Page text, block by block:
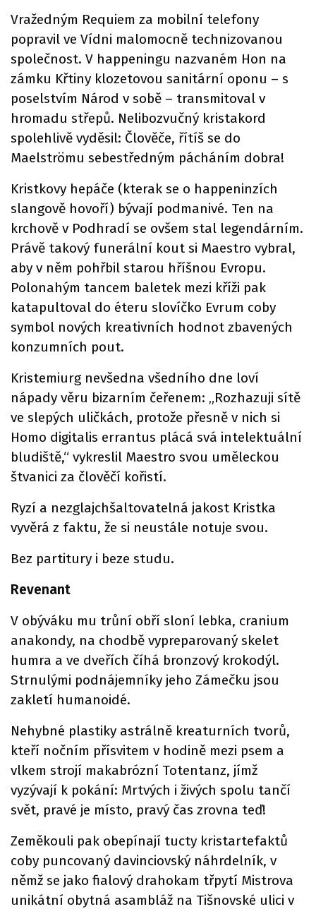
Vražedným Requiem za mobilní telefony
popravil ve Vídni malomocně technizovanou
společnost. V happeningu nazvaném Hon na
zámku Křtiny klozetovou sanitární oponu – s
poselstvím Národ v sobě – transmitoval v
hromadu střepů. Nelibozvučný kristakord
spolehlivě vyděsil: Člověče, řítíš se do
Maelströmu sebestředným pácháním dobra!
Kristkovy hepáče (kterak se o happeninzích
slangově hovoří) bývají podmanivé. Ten na
krchově v Podhradí se ovšem stal legendárním.
Právě takový funerální kout si Maestro vybral,
aby v něm pohřbil starou hříšnou Evropu.
Polonahým tancem baletek mezi kříži pak
katapultoval do éteru slovíčko Evrum coby
symbol nových kreativních hodnot zbavených
konzumních pout.
Kristemiurg nevšedna všedního dne loví
nápady věru bizarním čeřenem: „Rozhazuji sítě
ve slepých uličkách, protože přesně v nich si
Homo digitalis errantus plácá svá intelektuální
bludiště,“ vykreslil Maestro svou uměleckou
štvanici za člověčí kořistí.
Ryzí a nezglajchšaltovatelná jakost Kristka
vyvěrá z faktu, že si neustále notuje svou.
Bez partitury i beze studu.
Revenant
V obýváku mu trůní obří sloní lebka, cranium
anakondy, na chodbě vypreparovaný skelet
humra a ve dveřích číhá bronzový krokodýl.
Strnulými podnájemníky jeho Zámečku jsou
zakletí humanoidé.
Nehybné plastiky astrálně kreaturních tvorů,
kteří nočním přísvitem v hodině mezi psem a
vlkem strojí makabrózní Totentanz, jímž
vyzývají k pokání: Mrtvých i živých spolu tančí
svět, pravé je místo, pravý čas zrovna teď!
Zeměkouli pak obepínají tucty kristartefaktů
coby puncovaný davinciovský náhrdelník, v
němž se jako fialový drahokam třpytí Mistrova
unikátní obytná asambláž na Tišnovské ulici v